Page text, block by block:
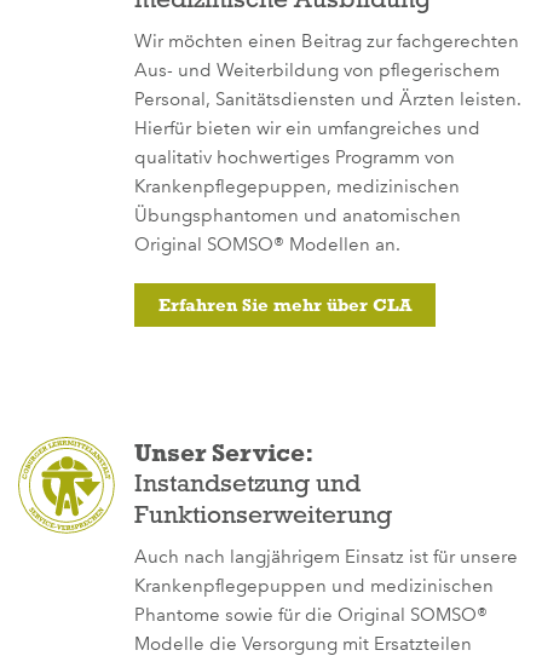
Wir möchten einen Beitrag zur fachgerechten
Aus- und Weiterbildung von pflegerischem
Personal, Sanitätsdiensten und Ärzten leisten.
Hierfür bieten wir ein umfangreiches und
qualitativ hochwertiges Programm von
Krankenpflegepuppen, medizinischen
Übungsphantomen und anatomischen
Original SOMSO® Modellen an.
Erfahren Sie mehr über CLA
Unser Service:
Instandsetzung und
Funktionserweiterung
Auch nach langjährigem Einsatz ist für unsere
Krankenpflegepuppen und medizinischen
Phantome sowie für die Original SOMSO®
Modelle die Versorgung mit Ersatzteilen